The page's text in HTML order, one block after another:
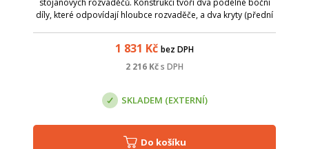
stojanových rozvaděčů. Konstrukci tvoří dva podélné boční
díly, které odpovídají hloubce rozvaděče, a dva kryty (přední
1 831 Kč bez DPH
2 216 Kčs DPH
SKLADEM (EXTERNÍ)
Do košíku